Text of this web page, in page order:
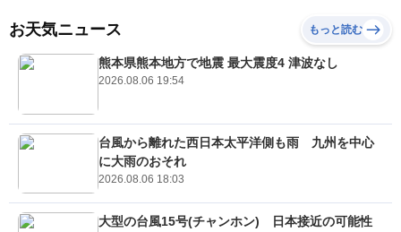
お天気ニュース もっと読む
熊本県熊本地方で地震 最大震度4 津波なし
2026.08.06 19:54
台風から離れた西日本太平洋側も雨 九州を中心
に大雨のおそれ
2026.08.06 18:03
大型の台風15号(チャンホン) 日本接近の可能性